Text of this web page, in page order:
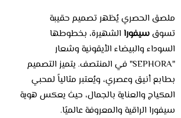
ملصق الحصري يُظهر تصميم حقيبة
تسوقسيفورا الشهيرة، بخطوطها
السوداء والبيضاء الأيقونية وشعار
"SEPHORA" في المنتصف. يتميز التصميم
بطابع أنيق وعصري، ويُعتبر مثالياً لمحبي
المكياج والعناية بالجمال، حيث يعكس هوية
سيفورا الراقية والمعروفة عالميًا.